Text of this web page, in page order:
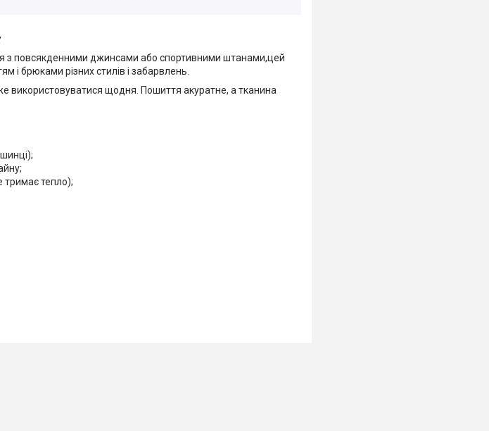
з повсякденними джинсами або спортивними штанами,цей
і брюками різних стилів і забарвлень.
використовуватися щодня. Пошиття акуратне, а тканина
тримає тепло);